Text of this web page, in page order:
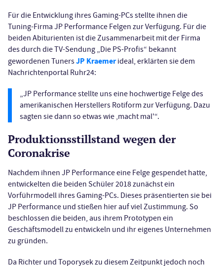
Für die Entwicklung ihres Gaming-PCs stellte ihnen die
Tuning-Firma JP Performance Felgen zur Verfügung. Für die
beiden Abiturienten ist die Zusammenarbeit mit der Firma
des durch die TV-Sendung „Die PS-Profis“ bekannt
gewordenen TunersJP Kraemerideal, erklärten sie dem
Nachrichtenportal Ruhr24:
„JP Performance stellte uns eine hochwertige Felge des
amerikanischen Herstellers Rotiform zur Verfügung. Dazu
sagten sie dann so etwas wie ‚macht mal'“.
Produktionsstillstand wegen der
Coronakrise
Nachdem ihnen JP Performance eine Felge gespendet hatte,
entwickelten die beiden Schüler 2018 zunächst ein
Vorführmodell ihres Gaming-PCs. Dieses präsentierten sie bei
JP Performance und stießen hier auf viel Zustimmung. So
beschlossen die beiden, aus ihrem Prototypen ein
Geschäftsmodell zu entwickeln und ihr eigenes Unternehmen
zu gründen.
Da Richter und Toporysek zu diesem Zeitpunkt jedoch noch